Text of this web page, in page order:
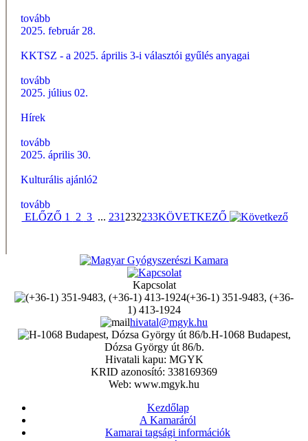
tovább
2025. február 28.
KKTSZ - a 2025. április 3-i választói gyűlés anyagai
tovább
2025. július 02.
Hírek
tovább
2025. április 30.
Kulturális ajánló2
tovább
ELŐZŐ 1 2 3 ... 231 232233KÖVETKEZŐ
Kapcsolat
(+36-1) 351-9483, (+36-
1) 413-1924
hivatal@mgyk.hu
H-1068 Budapest,
Dózsa György út 86/b.
Hivatali kapu: MGYK
KRID azonosító: 338169369
Web: www.mgyk.hu
Kezdőlap
A Kamaráról
Kamarai tagsági információk